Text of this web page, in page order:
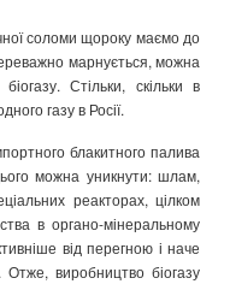
соломи щороку маємо до
марнується, можна
Стільки, скільки в
газу в Росії.
блакитного палива
можна уникнути: шлам,
реакторах, цілком
в органо-мінеральному
від перегною і наче
Отже, виробництво біогазу